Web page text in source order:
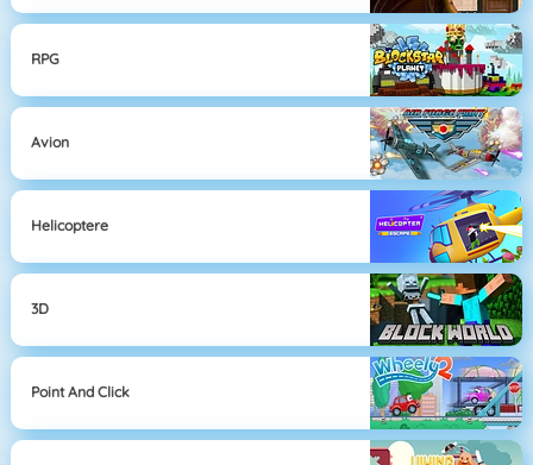
RPG
Avion
Helicoptere
3D
Point And Click